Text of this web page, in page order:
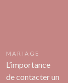
MARIAGE
L’importance
de contacter un